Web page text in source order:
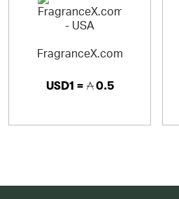
FragranceX.com
USD1 = 0.5